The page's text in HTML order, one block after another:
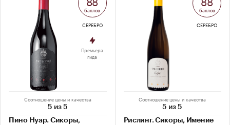
Соотношение цены и качества
5 из 5
Пино Нуар. Сикоры,
баллов
СЕРЕБРО
Премьера
гида
Соотношение цены и качества
5 из 5
Рислинг. Сикоры, Имение
баллов
СЕРЕБРО